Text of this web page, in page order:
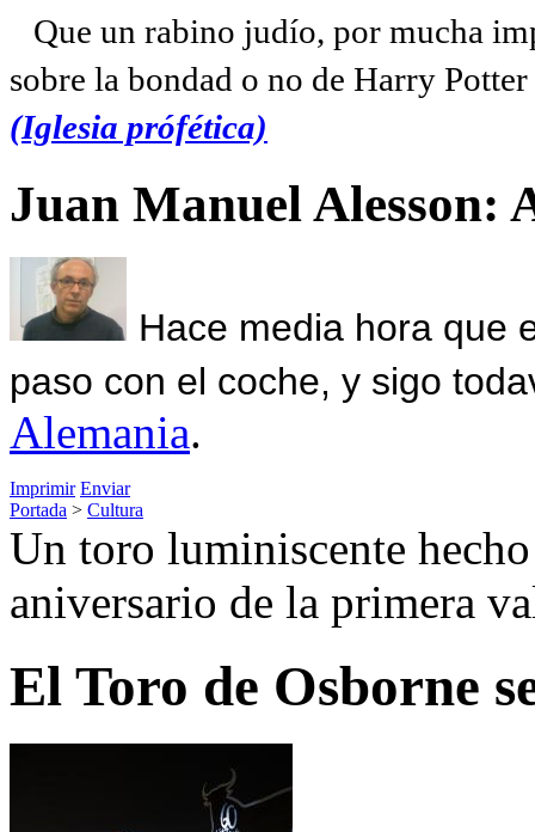
Que un rabino judío, por mucha
sobre la bondad o no de Harry
(Iglesia prófética)
Juan Manuel Alesson:
Hace media hora que
paso con el coche, y sigo
Alemania.
Imprimir Enviar
Portada > Cultura
Un toro luminiscente
aniversario de la primera
El Toro de Osborne